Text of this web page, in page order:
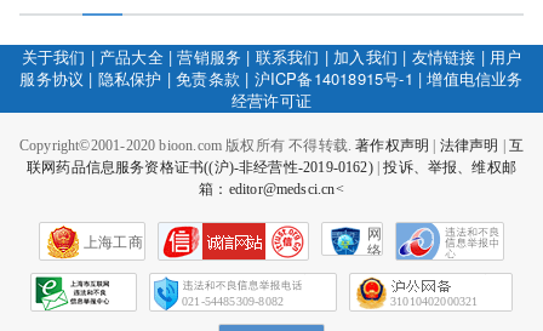
关于我们 | 产品大全|营销服务 | 联系我们 | 加入我们 | 友情链接 | 用户
服务协议 | 隐私保护 |免责条款 | 沪ICP备14018915号-1 |增值电信业务
经营许可证
Copyright©2001-2020 bioon.com 版权所有 不得转载.著作权声明 法律声明
互
联网药品信息服务资格证书((沪)-非经营性-2019-0162)|投诉、举报、维权邮
箱：editor@medsci.cn<
上海工商
网
络
会
征
021-54485309-8082 31010402000321